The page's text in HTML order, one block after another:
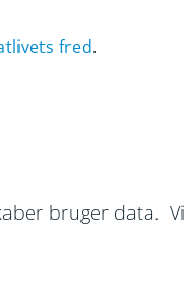
fred.
bruger data.